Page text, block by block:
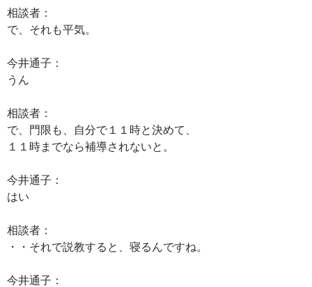
相談者：
で、それも平気。
今井通子：
うん
相談者：
で、門限も、自分で１１時と決めて、
１１時までなら補導されないと。
今井通子：
はい
相談者：
・・それで説教すると、寝るんですね。
今井通子：